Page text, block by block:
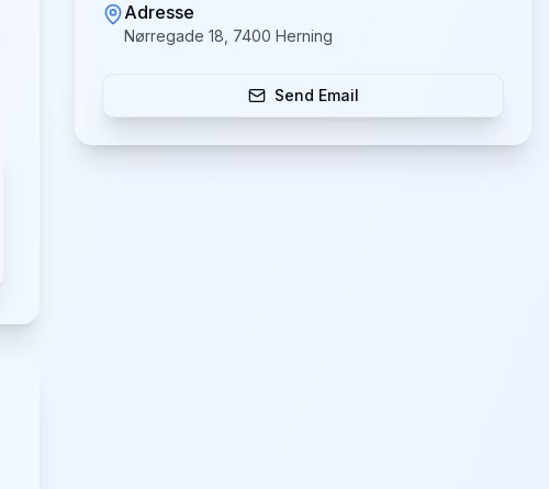
Adresse
Nørregade 18, 7400 Herning
Send Email